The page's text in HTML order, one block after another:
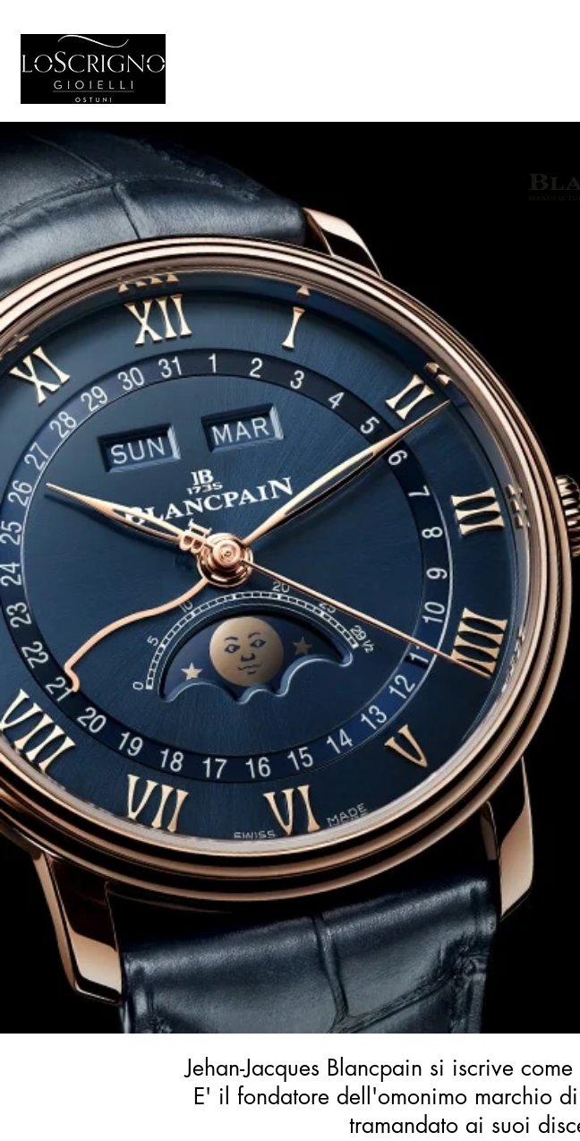
Jehan-Jacques Blancpain si iscrive
E' il fondatore dell'omonimo marchio
tramandato ai suoi